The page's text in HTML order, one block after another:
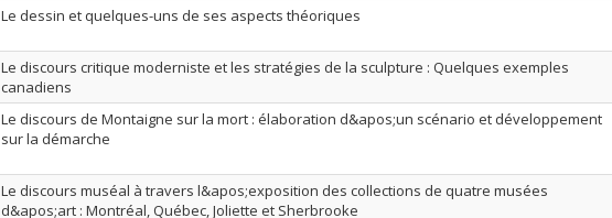
Le dessin et quelques-uns de ses aspects théoriques
Le discours critique moderniste et les stratégies de la sculpture : Quelques exemples
canadiens
Le discours de Montaigne sur la mort : élaboration d&apos;un scénario et développement
sur la démarche
Le discours muséal à travers l&apos;exposition des collections de quatre musées
d&apos;art : Montréal, Québec, Joliette et Sherbrooke